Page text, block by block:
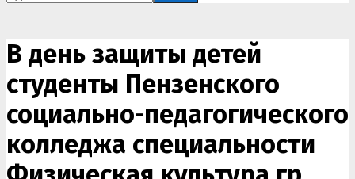
В день защиты детей
студенты Пензенского
социально-педагогического
колледжа специальности